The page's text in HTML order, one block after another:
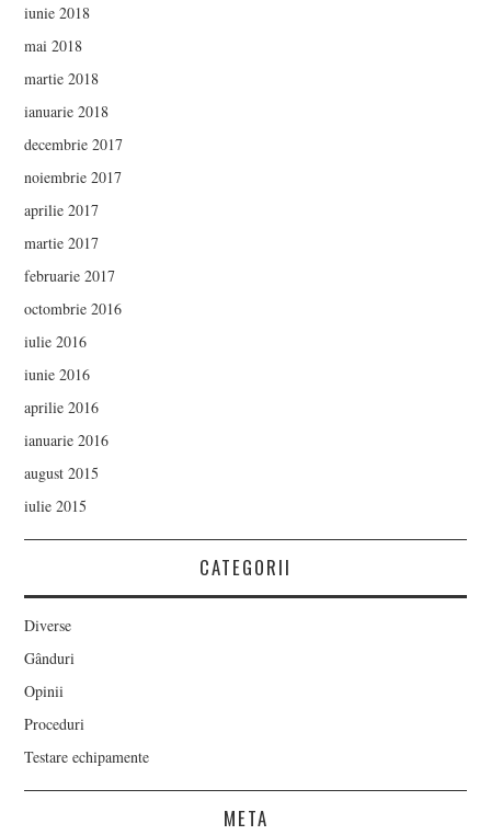
iunie 2018
mai 2018
martie 2018
ianuarie 2018
decembrie 2017
noiembrie 2017
aprilie 2017
martie 2017
februarie 2017
octombrie 2016
iulie 2016
iunie 2016
aprilie 2016
ianuarie 2016
august 2015
iulie 2015
CATEGORII
Diverse
Gânduri
Opinii
Proceduri
Testare echipamente
META